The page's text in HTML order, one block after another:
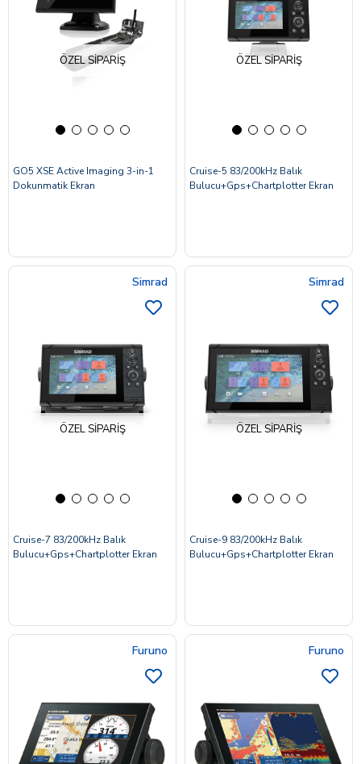
ÖZEL SIPARIŞ
GO5 XSE Active Imaging 3-in-1
Dokunmatik Ekran
ÖZEL SIPARIŞ
Cruise-5 83/200kHz Balık
Bulucu+Gps+Chartplotter Ekran
ÖZEL SIPARIŞ
Simrad
Cruise-7 83/200kHz Balık
Bulucu+Gps+Chartplotter Ekran
ÖZEL SIPARIŞ
Simrad
Cruise-9 83/200kHz Balık
Bulucu+Gps+Chartplotter Ekran
Furuno Furuno